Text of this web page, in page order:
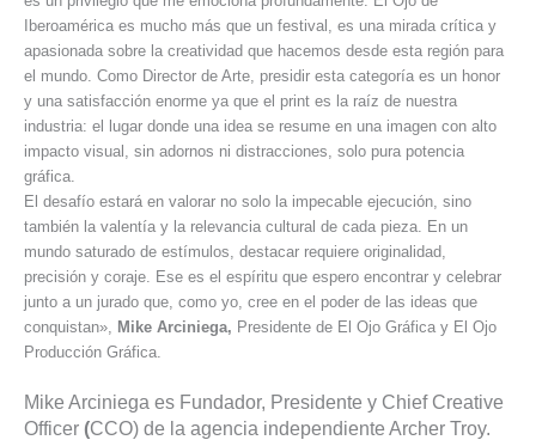
Iberoamérica es mucho más que un festival, es una mirada crítica y
apasionada sobre la creatividad que hacemos desde esta región para
el mundo. Como Director de Arte, presidir esta categoría es un honor
y una satisfacción enorme ya que el print es la raíz de nuestra
industria: el lugar donde una idea se resume en una imagen con alto
impacto visual, sin adornos ni distracciones, solo pura potencia
gráfica.
El desafío estará en valorar no solo la impecable ejecución, sino
también la valentía y la relevancia cultural de cada pieza. En un
mundo saturado de estímulos, destacar requiere originalidad,
precisión y coraje. Ese es el espíritu que espero encontrar y celebrar
junto a un jurado que, como yo, cree en el poder de las ideas que
conquistan», Mike Arciniega, Presidente de El Ojo Gráfica y El Ojo
Producción Gráfica.
Mike Arciniega es Fundador, Presidente y Chief Creative
Officer (CCO) de la agencia independiente Archer Troy.